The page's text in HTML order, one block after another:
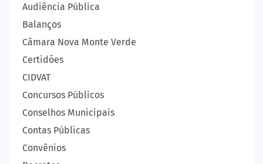
Audiência Pública
Balanços
Câmara Nova Monte Verde
Certidões
CIDVAT
Concursos Públicos
Conselhos Municipais
Contas Públicas
Convênios